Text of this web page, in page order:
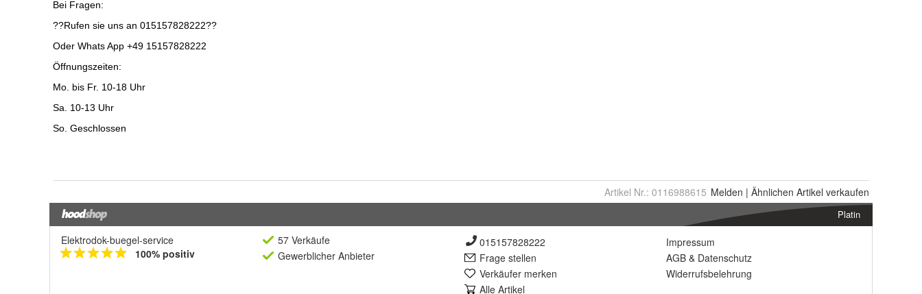
Artikel Nr.: 0116988615 Melden | Ähnlichen Artikel verkaufen
Platin
Elektrodok-buegel-service
100% positiv
57 Verkäufe
Gewerblicher Anbieter
015157828222
Frage stellen
Verkäufer merken
Alle Artikel
Impressum
AGB & Datenschutz
Widerrufsbelehrung